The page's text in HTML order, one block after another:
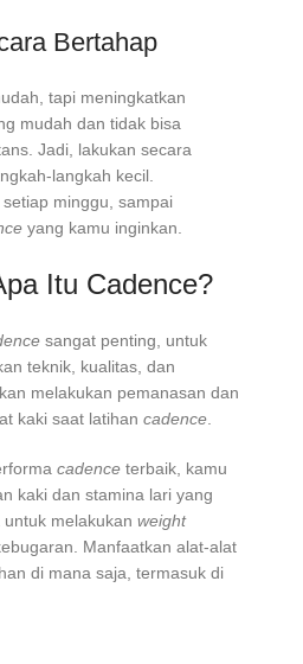
Bertahap
tapi meningkatkan
mudah dan tidak bisa
Jadi, lakukan secara
langkah kecil.
minggu, sampai
yang kamu inginkan.
Itu Cadence?
sangat penting, untuk
teknik, kualitas, dan
melakukan pemanasan dan
kaki saat latihan cadence.
cadence terbaik, kamu
kaki dan stamina lari yang
melakukan weight
Manfaatkan alat-alat
di mana saja, termasuk di